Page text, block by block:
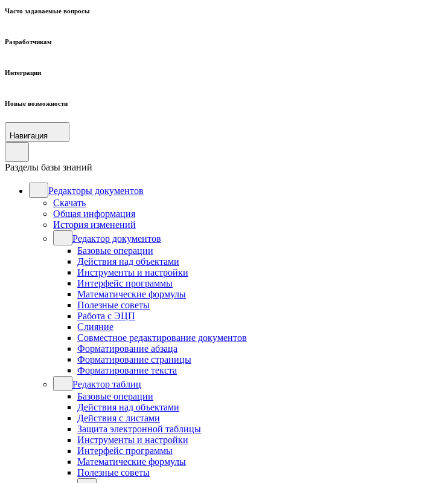
Часто задаваемые вопросы
Разработчикам
Интеграции
Новые возможности
Навигация
Разделы базы знаний
Редакторы документов
Скачать
Общая информация
История изменений
Редактор документов
Базовые операции
Действия над объектами
Инструменты и настройки
Интерфейс программы
Математические формулы
Полезные советы
Работа с ЭЦП
Слияние
Совместное редактирование документов
Форматирование абзаца
Форматирование страницы
Форматирование текста
Редактор таблиц
Базовые операции
Действия над объектами
Действия с листами
Защита электронной таблицы
Инструменты и настройки
Интерфейс программы
Математические формулы
Полезные советы